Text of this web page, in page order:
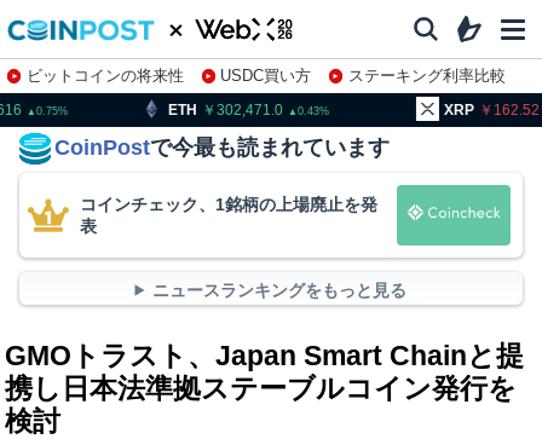
ビットコインの将来性 USDC買い方
ステーキング利率比較
株特集・関連銘柄
302,471.0 XRP 162.52
CoinPostで今最も読まれています
コインチェック、1銘柄の上場廃止を発
表
ニュースランキングをもっと見る
GMOトラスト、Japan Smart Chainと提
携し日本法準拠ステーブルコイン発行を
検討